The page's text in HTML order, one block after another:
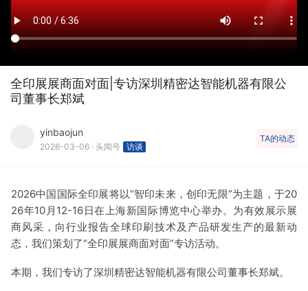
全印展展商面对面|专访深圳精密达智能机器有限公
司董事长郑斌
yinbaojun
2026-03-06 · 头闻号 访谈
TA的动态
2026中国国际全印展将以“智印未来，创印无限”为主题，于20
26年10月12-16日在上海新国际博览中心举办。为有效展示展
商风采，向行业报告全球印刷技术及产品研发生产的最新动
态，我们策划了“全印展展商面对面”专访活动。
本期，我们专访了深圳精密达智能机器有限公司董事长郑斌。